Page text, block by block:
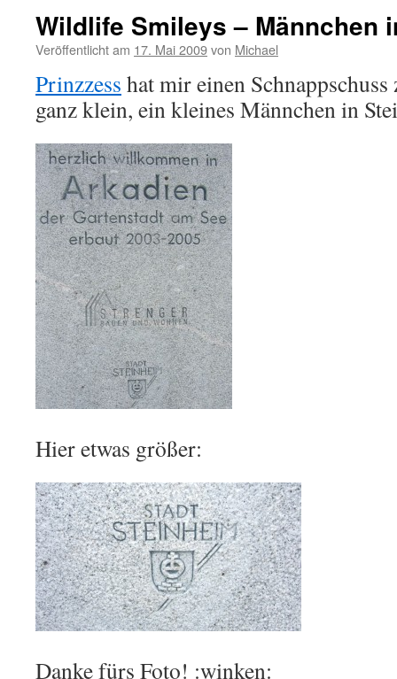
Wildlife Smileys – Männchen
Veröffentlicht am 17. Mai 2009von Michael
Prinzzess hat mir einen
ganz klein, ein kleines Männchen in
Hier etwas größer:
Danke fürs Foto! :winken: